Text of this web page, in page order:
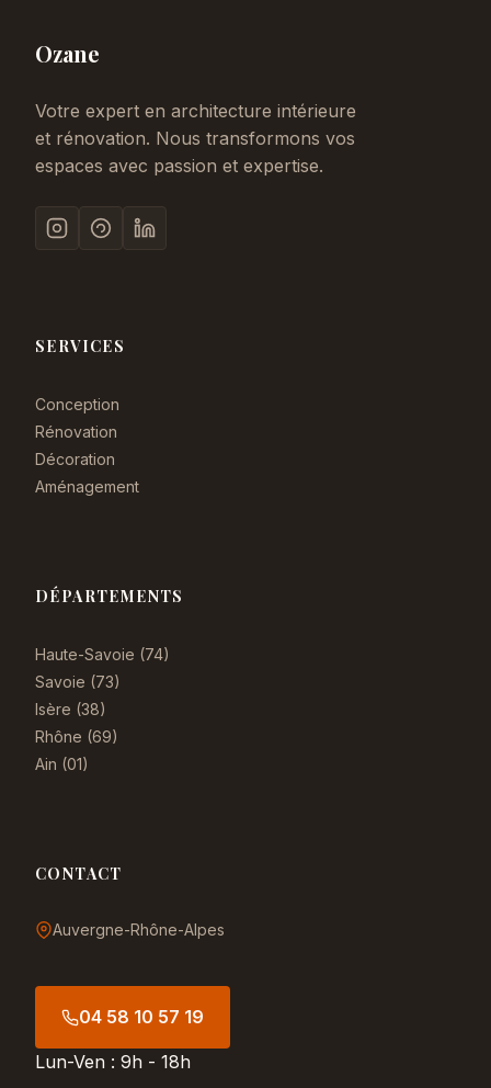
Ozane
Votre expert en architecture intérieure
et rénovation. Nous transformons vos
espaces avec passion et expertise.
SERVICES
Conception
Rénovation
Décoration
Aménagement
DÉPARTEMENTS
Haute-Savoie (74)
Savoie (73)
Isère (38)
Rhône (69)
Ain (01)
CONTACT
Auvergne-Rhône-Alpes
04 58 10 57 19
Lun-Ven : 9h - 18h